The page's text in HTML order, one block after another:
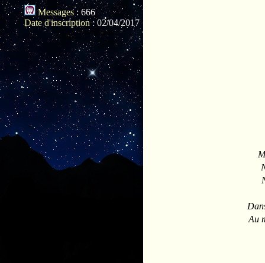
Messages : 666
Date d'inscription: 02/04/2017
Au